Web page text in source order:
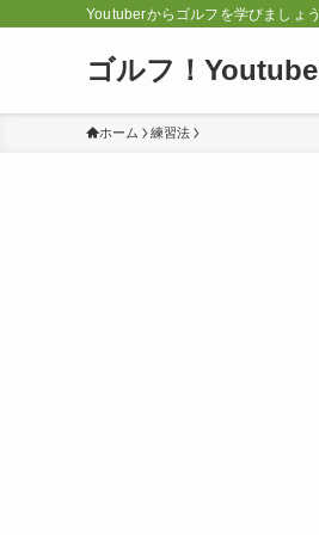
Youtuberからゴルフを学びましょう
ゴルフ！
ホーム 練習法